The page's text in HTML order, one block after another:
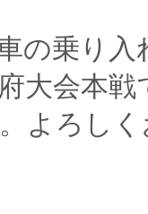
の乗り
大会本
よろし